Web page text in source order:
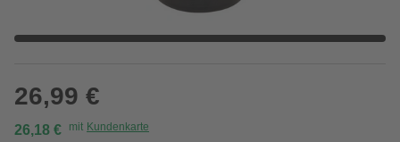
26,99 €
26,18 € mit Kundenkarte